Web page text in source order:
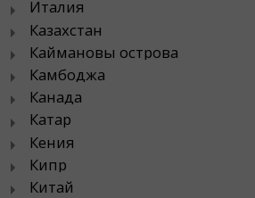
Италия
Казахстан
Каймановы острова
Камбоджа
Канада
Катар
Кения
Кипр
Китай